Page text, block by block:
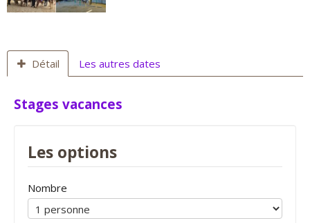
Détail Les autres dates
Stages vacances
Les options
Nombre